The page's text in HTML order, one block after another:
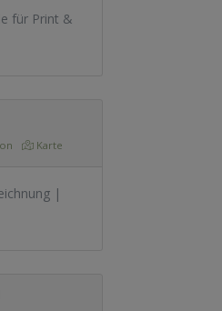
für Print &
Karte
|